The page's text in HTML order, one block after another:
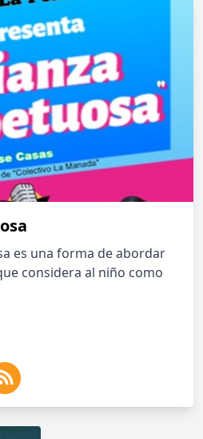
es una forma de abordar
considera al niño como